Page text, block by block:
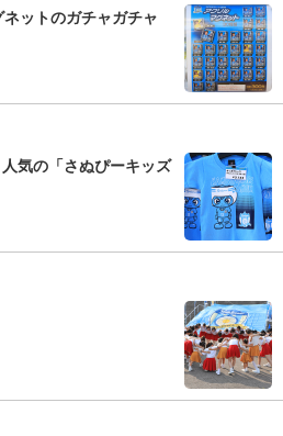
ットのガチャガチャ
気の「さぬぴーキッズ